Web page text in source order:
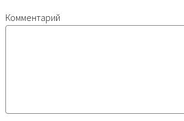
Комментарий